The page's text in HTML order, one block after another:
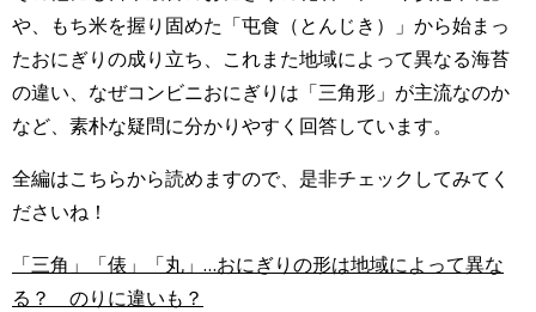
や、もち米を握り固めた「屯食（とんじき）」から始まっ
たおにぎりの成り立ち、これまた地域によって異なる海苔
の違い、なぜコンビニおにぎりは「三角形」が主流なのか
など、素朴な疑問に分かりやすく回答しています。
全編はこちらから読めますので、是非チェックしてみてく
ださいね！
「三角」「俵」「丸」…おにぎりの形は地域によって異な
る？ のりに違いも？